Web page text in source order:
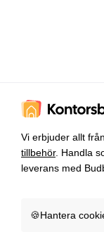
Vi erbjuder allt från
tillbehör. Handla
leverans med
🍪Hantera